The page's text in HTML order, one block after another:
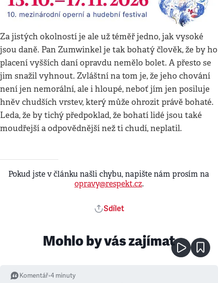
Za jistých okolností je ale už téměř jedno, jak vysoké
jsou daně. Pan Zumwinkel je tak bohatý člověk, že by ho
placení vyšších daní opravdu nemělo bolet. A přesto se
jim snažil vyhnout. Zvláštní na tom je, že jeho chování
není jen nemorální, ale i hloupé, neboť jím jen posiluje
hněv chudších vrstev, který může ohrozit právě bohaté.
Leda, že by tichý předpoklad, že bohatí lidé jsou také
moudřejší a odpovědnější než ti chudí, neplatil.
Pokud jste v článku našli chybu, napište nám prosím na
opravy@respekt.cz.
Sdílet
Mohlo by vás zajímat
Komentář•4 minuty